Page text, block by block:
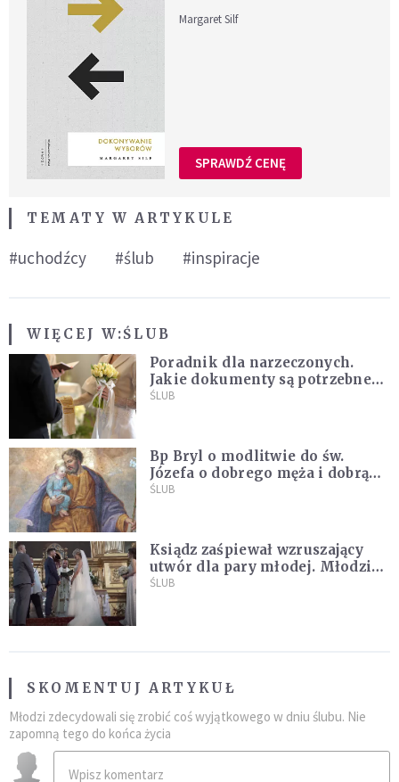
Margaret Silf
SPRAWDŹ CENĘ
TEMATY W ARTYKULE
#uchodźcy #ślub #inspiracje
WIĘCEJ W:ŚLUB
Poradnik dla narzeczonych.
Jakie dokumenty są potrzebne
do ślubu konkordatowego?
ŚLUB
Bp Bryl o modlitwie do św.
Józefa o dobrego męża i dobrą
żonę: Nie bójmy się wołać do
ŚLUB
Ksiądz zaśpiewał wzruszający
utwór dla pary młodej. Młodzi
nie kryli wzruszenia [MUZYKA]
ŚLUB
SKOMENTUJ ARTYKUŁ
Młodzi zdecydowali się zrobić coś wyjątkowego w dniu ślubu. Nie
zapomną tego do końca życia